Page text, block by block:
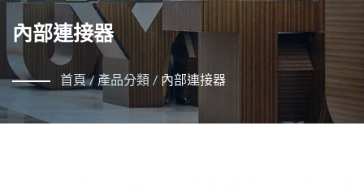
內部連接器
首頁 / 產品分類 / 內部連接器